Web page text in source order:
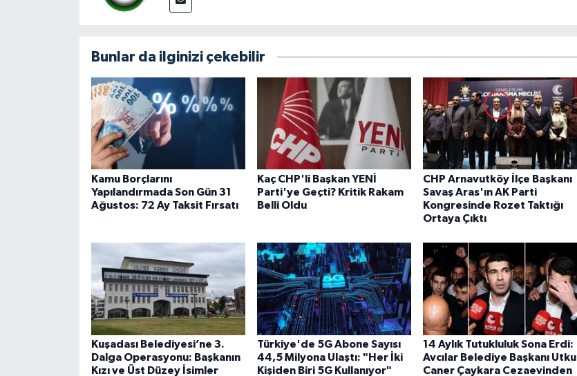
Bunlar da ilginizi çekebilir
Kamu Borçlarını
Yapılandırmada Son Gün 31
Ağustos: 72 Ay Taksit Fırsatı
Kaç CHP'li Başkan YENİ
Parti'ye Geçti? Kritik Rakam
Belli Oldu
CHP Arnavutköy İlçe Başkanı
Savaş Aras'ın AK Parti
Kongresinde Rozet Taktığı
Ortaya Çıktı
Kuşadası Belediyesi’ne 3.
Dalga Operasyonu: Başkanın
Kızı ve Üst Düzey İsimler
Türkiye'de 5G Abone Sayısı
44,5 Milyona Ulaştı: "Her İki
Kişiden Biri 5G Kullanıyor"
14 Aylık Tutukluluk Sona Erdi:
Avcılar Belediye Başkanı Utku
Caner Çaykara Cezaevinden